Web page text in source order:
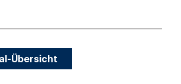
Übersicht